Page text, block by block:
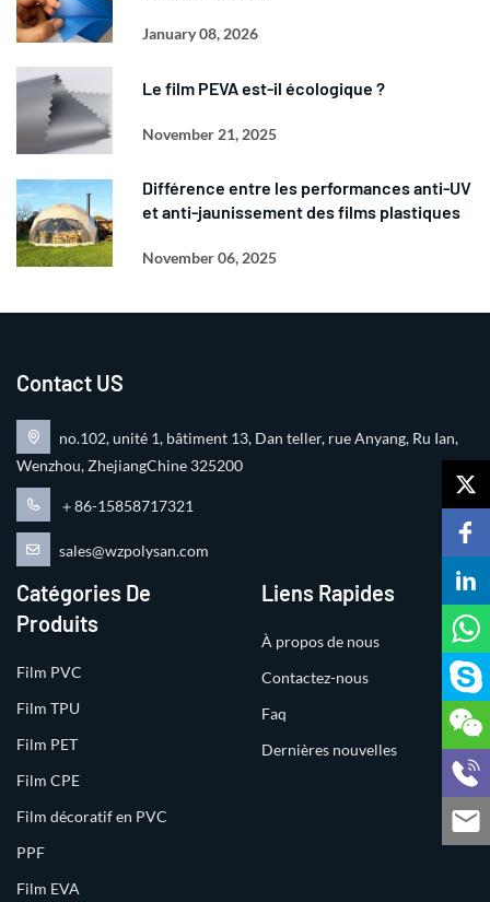
January 08, 2026
Le film PEVA est-il écologique ?
November 21, 2025
Différence entre les performances anti-UV
et anti-jaunissement des films plastiques
November 06, 2025
Contact US
no.102, unité 1, bâtiment 13, Dan teller, rue Anyang, Ru Ian,
Wenzhou, ZhejiangChine 325200
＋86-15858717321
sales@wzpolysan.com
Catégories De
Produits
Film PVC
Film TPU
Film PET
Film CPE
Film décoratif en PVC
PPF
Film EVA
Liens Rapides
À propos de nous
Contactez-nous
Faq
Dernières nouvelles